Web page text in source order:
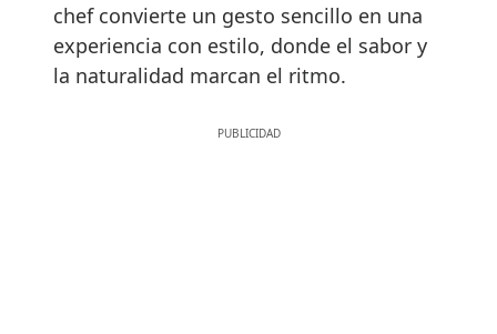
chef convierte un gesto sencillo en una
experiencia con estilo, donde el sabor y
la naturalidad marcan el ritmo.